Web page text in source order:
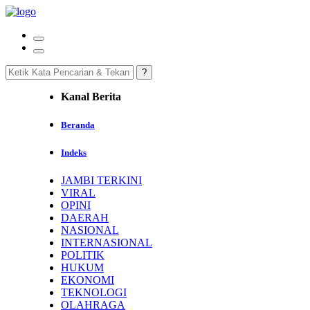
Kanal Berita
Beranda
Indeks
JAMBI TERKINI
VIRAL
OPINI
DAERAH
NASIONAL
INTERNASIONAL
POLITIK
HUKUM
EKONOMI
TEKNOLOGI
OLAHRAGA